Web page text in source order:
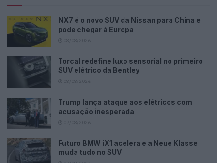
NX7 é o novo SUV da Nissan para China e
pode chegar à Europa
Torcal redefine luxo sensorial no primeiro
SUV elétrico da Bentley
Trump lança ataque aos elétricos com
acusação inesperada
Futuro BMW iX1 acelera e a Neue Klasse
muda tudo no SUV